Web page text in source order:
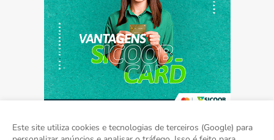
Este site utiliza cookies e tecnologias de terceiros (Google) para